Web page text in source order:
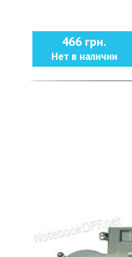
466 грн.
Нет в наличии